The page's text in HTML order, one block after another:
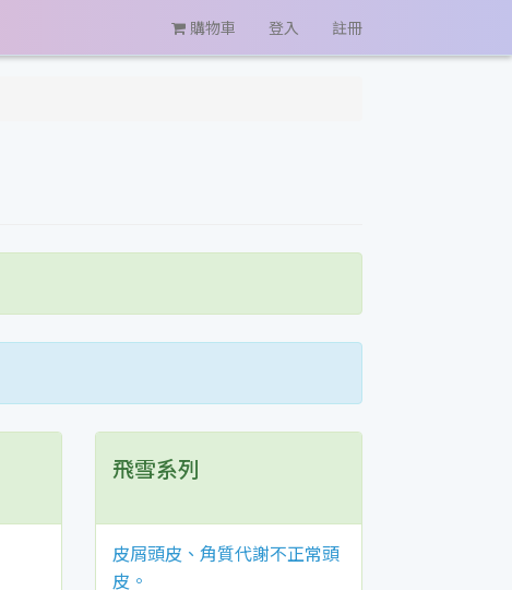
購物車 登入 註冊
飛雪系列
皮屑頭皮、角質代謝不正常頭
皮。